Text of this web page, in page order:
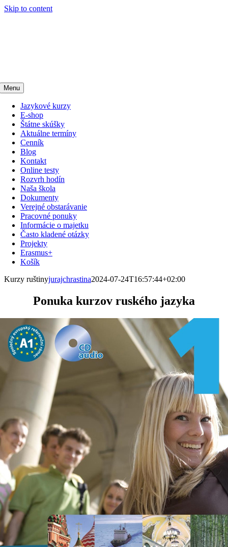
Skip to content
Menu
Jazykové kurzy
E-shop
Štátne skúšky
Aktuálne termíny
Cenník
Blog
Kontakt
Online testy
Rozvrh hodín
Naša škola
Dokumenty
Verejné obstarávanie
Pracovné ponuky
Informácie o majetku
Často kladené otázky
Projekty
Erasmus+
Košík
Kurzy ruštinyjurajchrastina2024-07-24T16:57:44+02:00
Ponuka kurzov ruského jazyka